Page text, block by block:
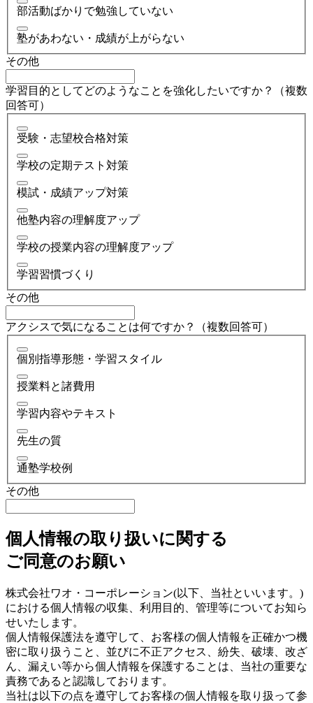
部活動ばかりで勉強していない
塾があわない・成績が上がらない
その他
学習目的としてどのようなことを強化したいですか？（複数
回答可）
受験・志望校合格対策
学校の定期テスト対策
模試・成績アップ対策
他塾内容の理解度アップ
学校の授業内容の理解度アップ
学習習慣づくり
その他
アクシスで気になることは何ですか？（複数回答可）
個別指導形態・学習スタイル
授業料と諸費用
学習内容やテキスト
先生の質
通塾学校例
その他
個人情報の取り扱いに関する
ご同意のお願い
株式会社ワオ・コーポレーション(以下、当社といいます。)
における個人情報の収集、利用目的、管理等についてお知ら
せいたします。
個人情報保護法を遵守して、お客様の個人情報を正確かつ機
密に取り扱うこと、並びに不正アクセス、紛失、破壊、改ざ
ん、漏えい等から個人情報を保護することは、当社の重要な
責務であると認識しております。
当社は以下の点を遵守してお客様の個人情報を取り扱って参